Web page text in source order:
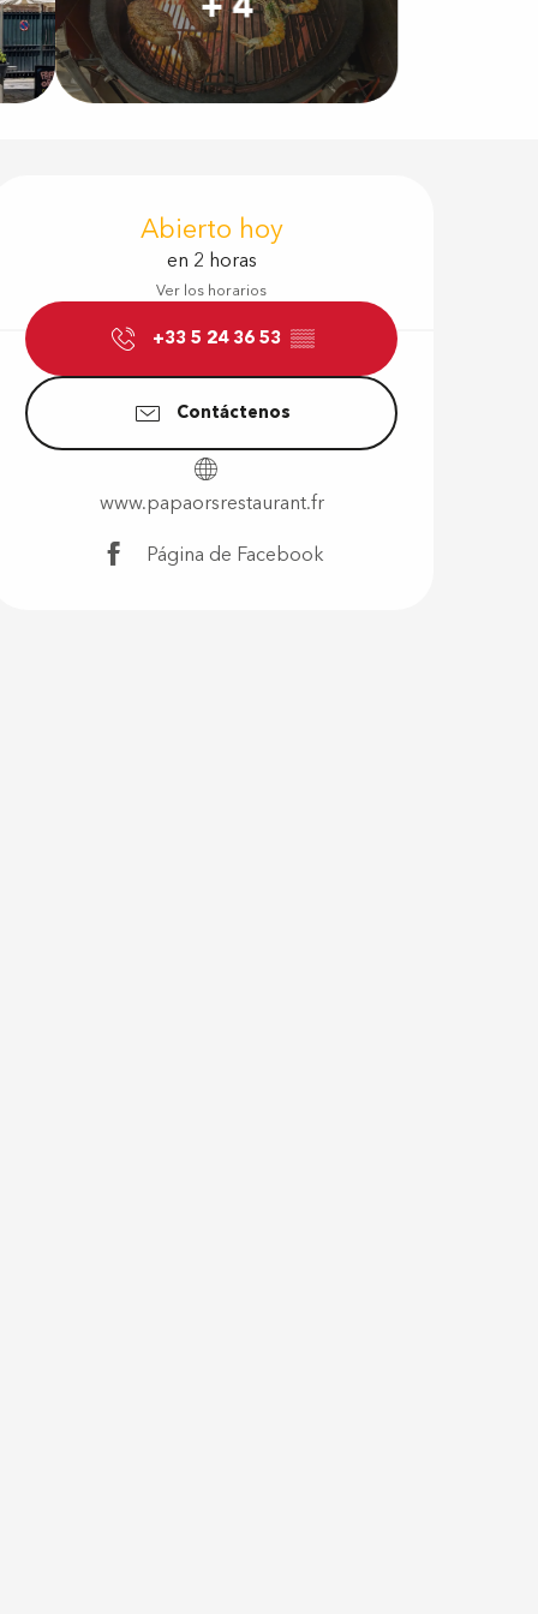
Horarios y
Abierto hoy
en 2 horas
Ver los horarios
+33 5 24 36 53 ▒▒
Contáctenos
www.papaorsrestaurant.fr
Página de Facebook